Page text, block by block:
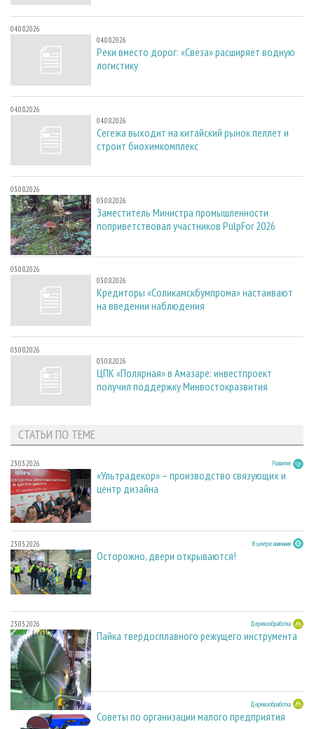
04.08.2026
04.08.2026
Реки вместо дорог: «Свеза» расширяет водную
логистику
04.08.2026
04.08.2026
Сегежа выходит на китайский рынок пеллет и
строит биохимкомплекс
03.08.2026
03.08.2026
Заместитель Министра промышленности
поприветствовал участников PulpFor 2026
03.08.2026
03.08.2026
Кредиторы «Соликамскбумпрома» настаивают
на введении наблюдения
03.08.2026
03.08.2026
ЦПК «Полярная» в Амазаре: инвестпроект
получил поддержку Минвостокразвития
СТАТЬИ ПО ТЕМЕ
23.03.2026 Развитие
«Ультрадекор» – производство связующих и
центр дизайна
23.03.2026 В центре внимания
Осторожно, двери открываются!
23.03.2026 Деревообработка
Пайка твердосплавного режущего инструмента
23.03.2026 Деревообработка
Советы по организации малого предприятия